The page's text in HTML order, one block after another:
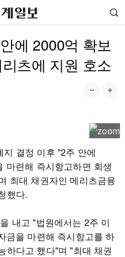
에 2000억 확보
츠에 지원 호소
결정 이후 "2주 안에
마련해 즉시항고하면 회생
최대 채권자인 메리츠금융
했다.
내고 "법원에서는 2주 이
금을 마련해 즉시항고를 하
하다고 했다"며 "최대 채권